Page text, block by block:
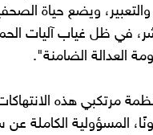
والتعبير، ويضع حياة
في ظل غياب آليات
العدالة الضامنة".
مرتكبي هذه
المسؤولية الكاملة عن